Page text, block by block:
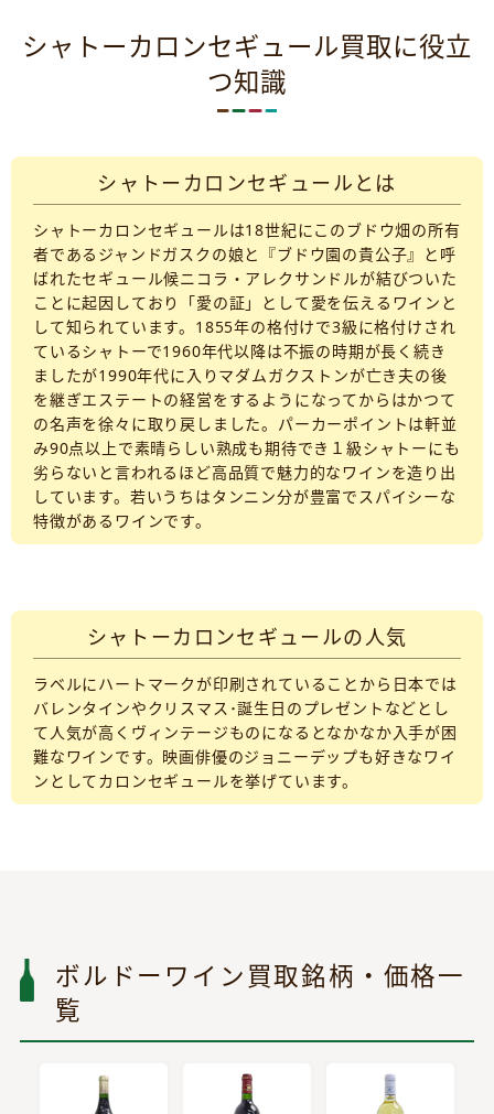
シャトーカロンセギュール買取に役立
つ知識
シャトーカロンセギュールとは
シャトーカロンセギュールは18世紀にこのブドウ畑の所有
者であるジャンドガスクの娘と『ブドウ園の貴公子』と呼
ばれたセギュール候ニコラ・アレクサンドルが結びついた
ことに起因しており「愛の証」として愛を伝えるワインと
して知られています。1855年の格付けで3級に格付けされ
ているシャトーで1960年代以降は不振の時期が長く続き
ましたが1990年代に入りマダムガクストンが亡き夫の後
を継ぎエステートの経営をするようになってからはかつて
の名声を徐々に取り戻しました。パーカーポイントは軒並
み90点以上で素晴らしい熟成も期待でき１級シャトーにも
劣らないと言われるほど高品質で魅力的なワインを造り出
しています。若いうちはタンニン分が豊富でスパイシーな
特徴があるワインです。
シャトーカロンセギュールの人気
ラベルにハートマークが印刷されていることから日本では
バレンタインやクリスマス･誕生日のプレゼントなどとし
て人気が高くヴィンテージものになるとなかなか入手が困
難なワインです。映画俳優のジョニーデップも好きなワイ
ンとしてカロンセギュールを挙げています。
ボルドーワイン買取銘柄・価格一
覧